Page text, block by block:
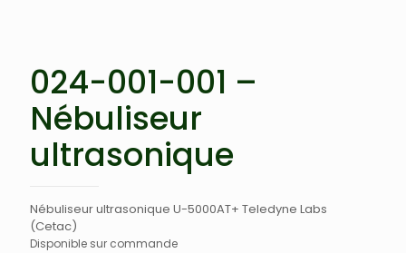
024-001-001 –
Nébuliseur
ultrasonique
Nébuliseur ultrasonique U-5000AT+ Teledyne Labs
(Cetac)
Disponible sur commande